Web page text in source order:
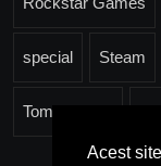
special Steam
Tomb Raider
Acest